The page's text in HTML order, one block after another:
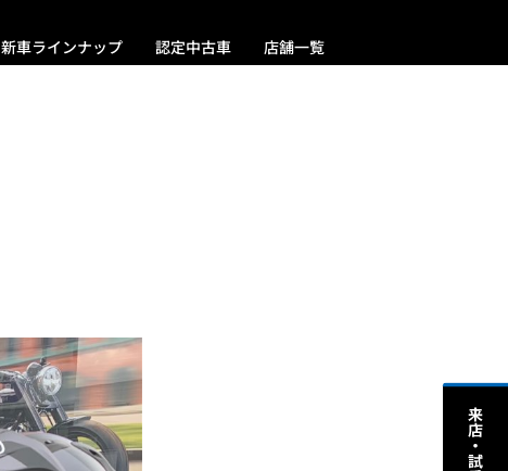
新車ラインナップ 認定中古車 店舗一覧